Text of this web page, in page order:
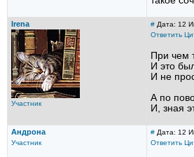
Irena
Участник
# Дата: 12
Ответить
При чем
И это
И не
А по
И, зная
Андрона
Участник
# Дата: 12
Ответить